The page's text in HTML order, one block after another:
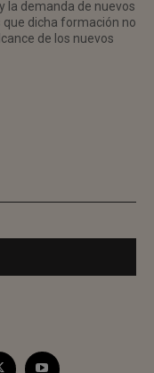
la demanda de nuevos
dicha formación no
de los nuevos